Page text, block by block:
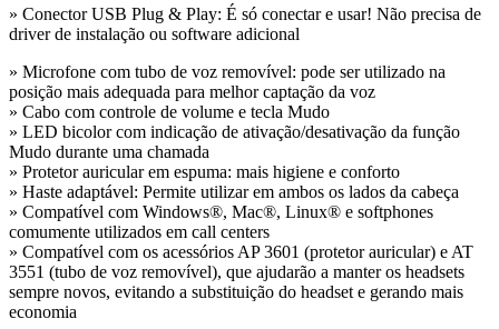
» Conector USB Plug & Play: É só conectar e usar! Não precisa de
driver de instalação ou software adicional
» Microfone com tubo de voz removível: pode ser utilizado na
posição mais adequada para melhor captação da voz
» Cabo com controle de volume e tecla Mudo
» LED bicolor com indicação de ativação/desativação da função
Mudo durante uma chamada
» Protetor auricular em espuma: mais higiene e conforto
» Haste adaptável: Permite utilizar em ambos os lados da cabeça
» Compatível com Windows®, Mac®, Linux® e softphones
comumente utilizados em call centers
» Compatível com os acessórios AP 3601 (protetor auricular) e AT
3551 (tubo de voz removível), que ajudarão a manter os headsets
sempre novos, evitando a substituição do headset e gerando mais
economia